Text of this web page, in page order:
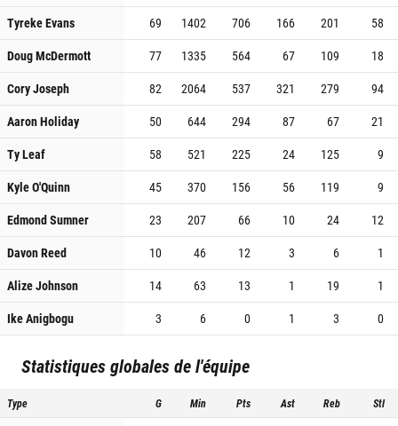
Tyreke Evans
69 1402 706 166 201
58
Doug McDermott
77 1335 564 67 109
18
Cory Joseph
82 2064 537 321 279
94
Aaron Holiday
50 644 294 87 67
21
Ty Leaf
58 521 225 24 125
9
Kyle O'Quinn
45 370 156 56 119
9
Edmond Sumner
23 207 66 10 24
12
Davon Reed
10 46 12 3 6
1
Alize Johnson
14 63 13 1 19
1
Ike Anigbogu
3 6 0 1 3 0
Statistiques globales de l'équipe
Type G Min Pts Ast Reb Stl